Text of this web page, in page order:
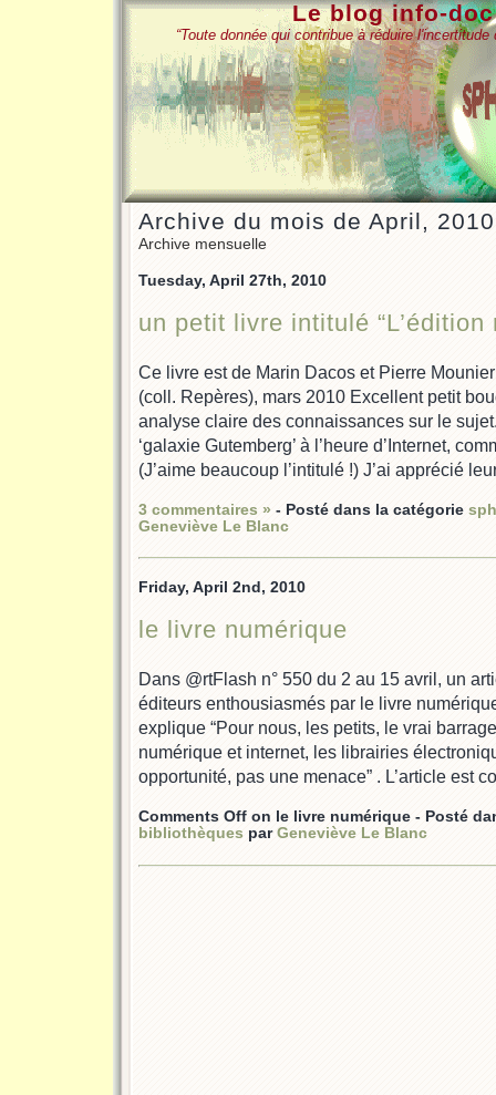
Le blog info-
“Toute donnée qui contribue à réduire
Archive du mois de April, 2010
Archive mensuelle
Tuesday, April 27th, 2010
un petit livre intitulé “L’édition
Ce livre est de Marin Dacos et Pierre
(coll. Repères), mars 2010 Excellent petit
analyse claire des connaissances sur le
‘galaxie Gutemberg’ à l’heure d’Internet,
(J’aime beaucoup l’intitulé !) J’ai apprécié
3 commentaires » - Posté dans la catégorie
Geneviève Le Blanc
Friday, April 2nd, 2010
le livre numérique
Dans @rtFlash n° 550 du 2 au 15 avril, un
éditeurs enthousiasmés par le livre
explique “Pour nous, les petits, le vrai
numérique et internet, les librairies
opportunité, pas une menace” . L’article est
Comments Off on le livre numérique - Posté
bibliothèques par Geneviève Le Blanc